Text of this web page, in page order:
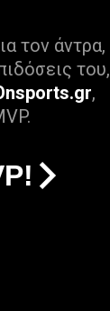
τον άντρα,
του,
,